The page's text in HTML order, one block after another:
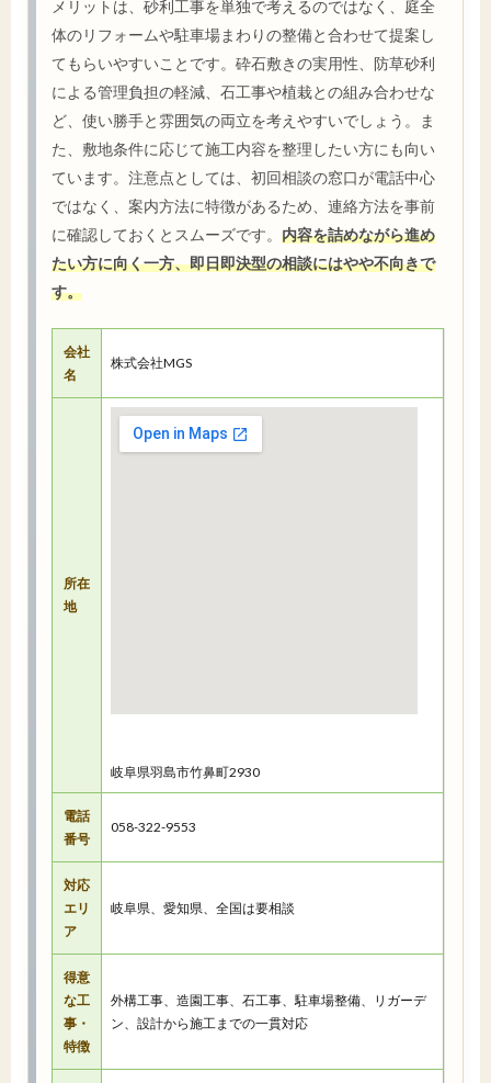
メリットは、砂利工事を単独で考えるのではなく、庭全
体のリフォームや駐車場まわりの整備と合わせて提案し
てもらいやすいことです。砕石敷きの実用性、防草砂利
による管理負担の軽減、石工事や植栽との組み合わせな
ど、使い勝手と雰囲気の両立を考えやすいでしょう。ま
た、敷地条件に応じて施工内容を整理したい方にも向い
ています。注意点としては、初回相談の窓口が電話中心
ではなく、案内方法に特徴があるため、連絡方法を事前
に確認しておくとスムーズです。 内容を詰めながら進め
たい方に向く一方、即日即決型の相談にはやや不向きで
す。
会社
名
株式会社MGS
所在
地
岐阜県羽島市竹鼻町2930
電話
番号
058-322-9553
対応
エリ
ア
岐阜県、愛知県、全国は要相談
得意
な工
事・
特徴
外構工事、造園工事、石工事、駐車場整備、リガーデ
ン、設計から施工までの一貫対応